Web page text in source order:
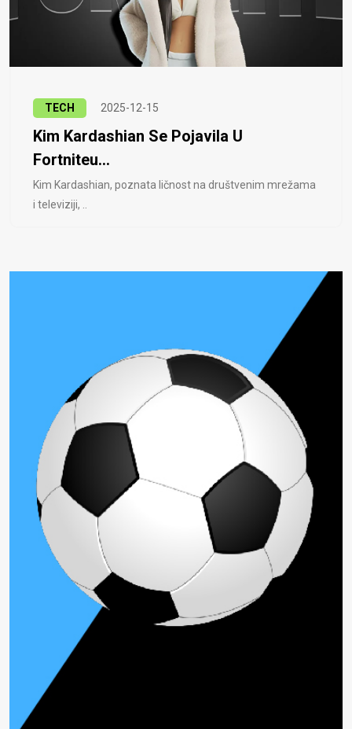
TECH 2025-12-15
Kim Kardashian Se Pojavila U
Fortniteu...
Kim Kardashian, poznata ličnost na društvenim mrežama
i televiziji, ..